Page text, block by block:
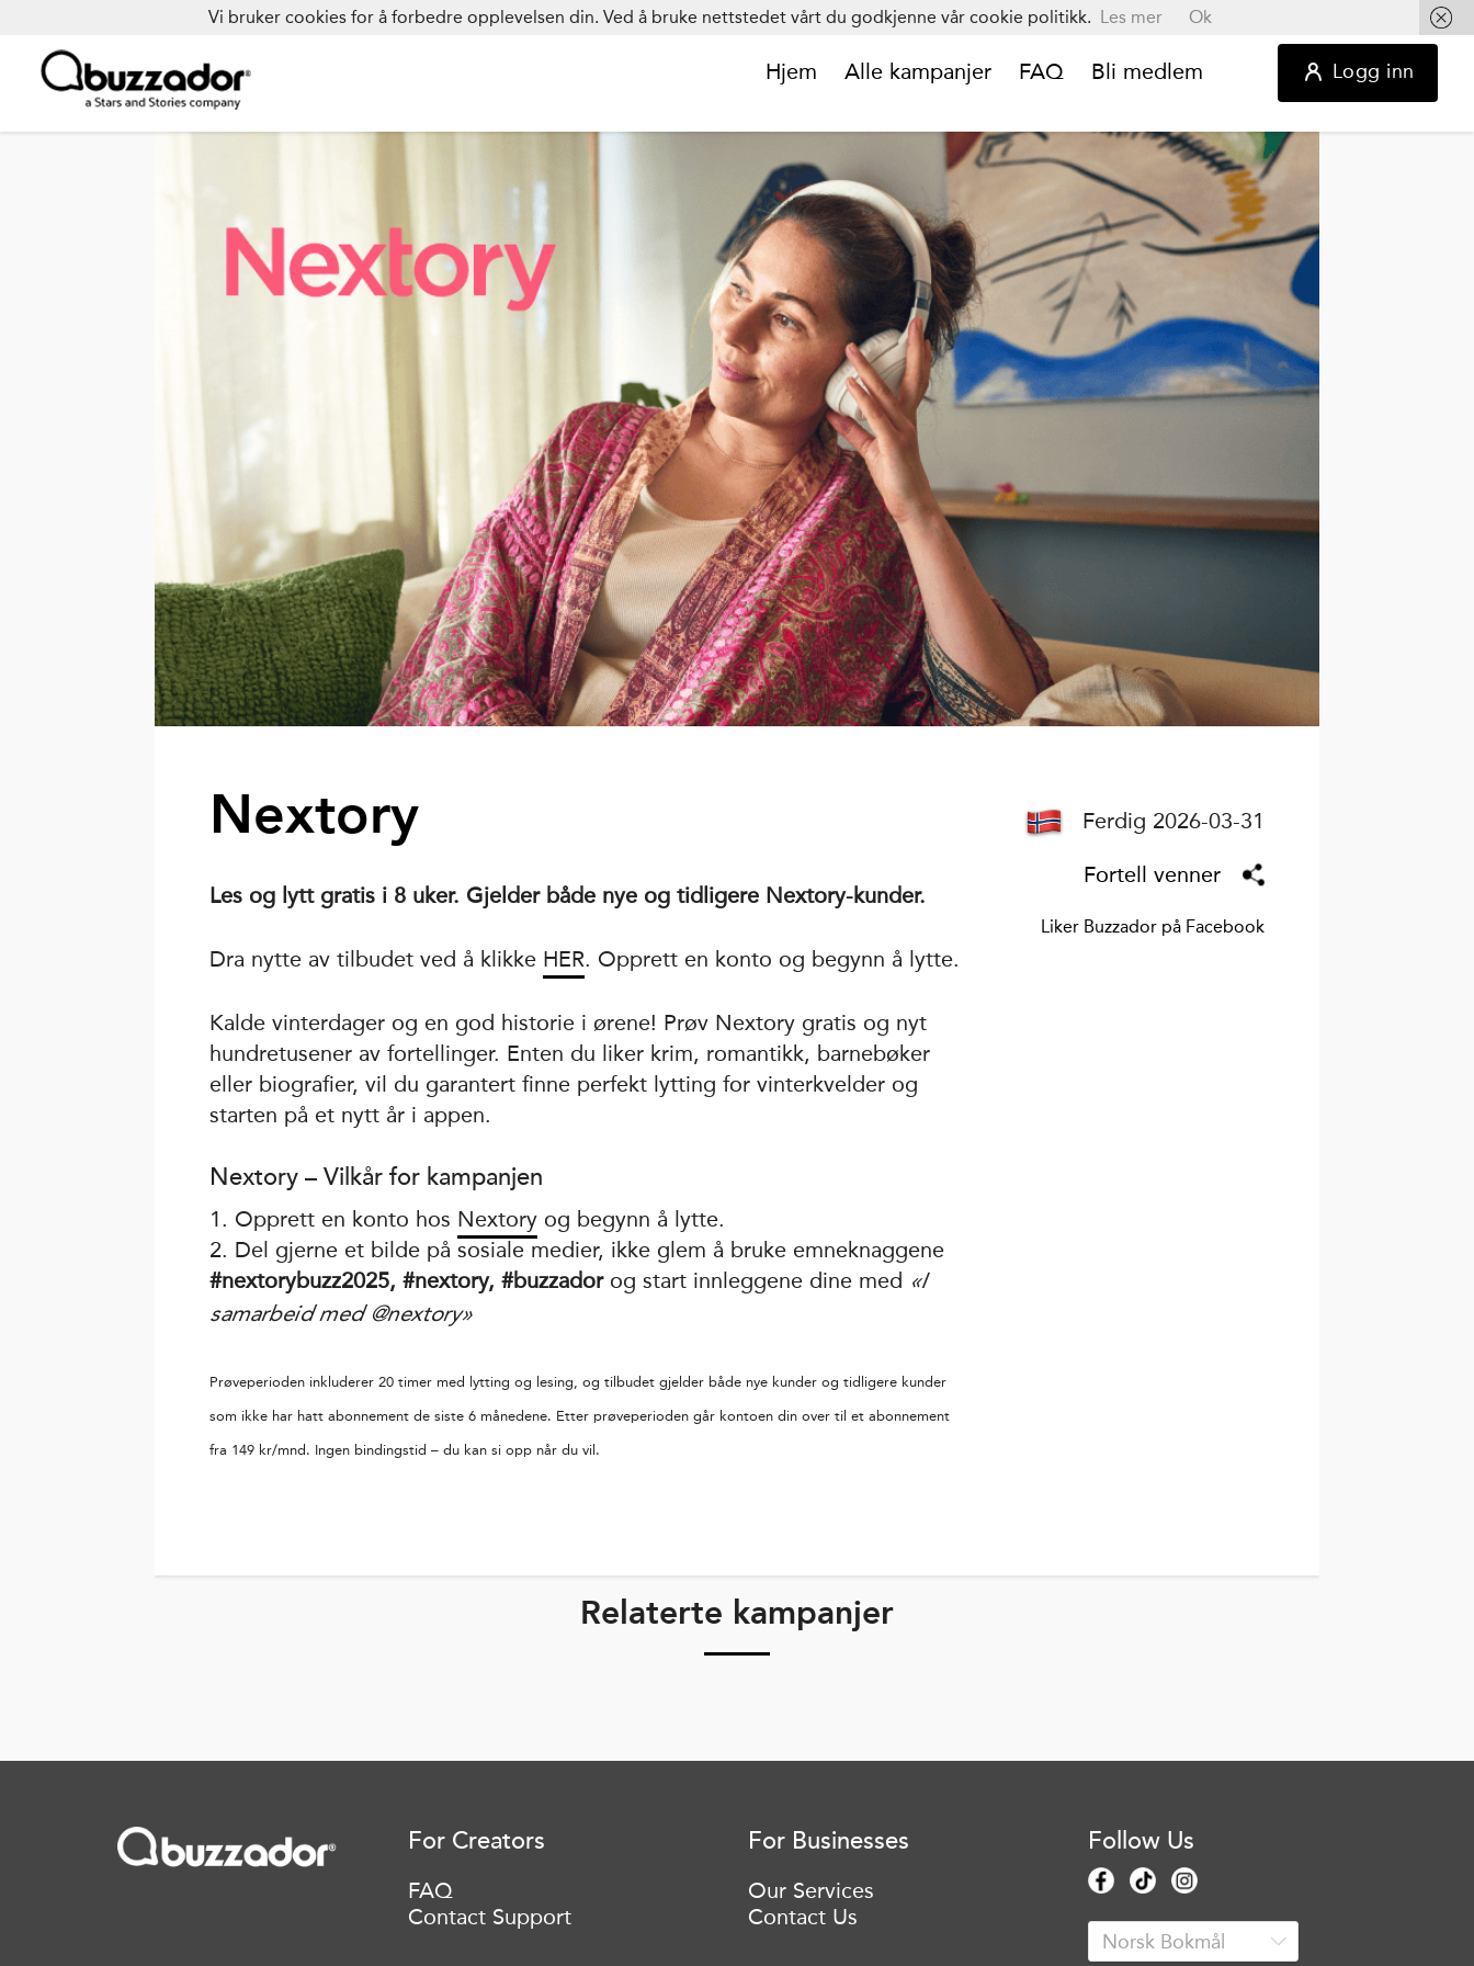
Hjem Alle kampanjer FAQ Bli medlem Logg inn
Nextory
Les og lytt gratis i 8 uker. Gjelder både nye og tidligere Nextory-kunder.
Dra nytte av tilbudet ved å klikke HER. Opprett en konto og begynn å lytte.
Kalde vinterdager og en god historie i ørene! Prøv Nextory gratis og nyt
hundretusener av fortellinger. Enten du liker krim, romantikk, barnebøker
eller biografier, vil du garantert finne perfekt lytting for vinterkvelder og
starten på et nytt år i appen.
Nextory – Vilkår for kampanjen
1. Opprett en konto hos Nextory og begynn å lytte.
2. Del gjerne et bilde på sosiale medier, ikke glem å bruke emneknaggene
#nextorybuzz2025, #nextory, #buzzadorog start innleggene dine med «I
samarbeid med @nextory»
Prøveperioden inkluderer 20 timer med lytting og lesing, og tilbudet gjelder både nye kunder og tidligere kunder
som ikke har hatt abonnement de siste 6 månedene. Etter prøveperioden går kontoen din over til et abonnement
fra 149 kr/mnd. Ingen bindingstid – du kan si opp når du vil.
Ferdig 2026-03-31
Fortell venner
Liker Buzzador på Facebook
Relaterte kampanjer
For Creators
FAQ
Contact Support
For Businesses
Our Services
Contact Us
Follow Us
Vi bruker cookies for å forbedre opplevelsen din. Ved å bruke nettstedet vårt du godkjenne vår cookie politikk. Les mer Ok